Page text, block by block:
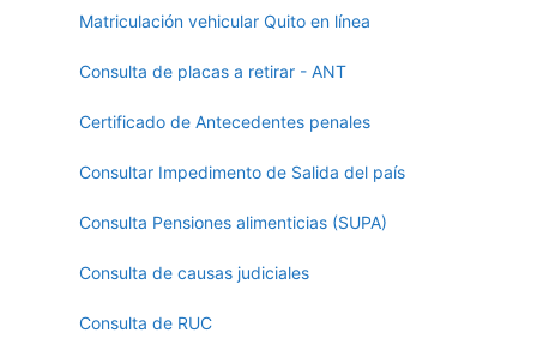
Matriculación vehicular Quito en línea
Consulta de placas a retirar - ANT
Certificado de Antecedentes penales
Consultar Impedimento de Salida del país
Consulta Pensiones alimenticias (SUPA)
Consulta de causas judiciales
Consulta de RUC